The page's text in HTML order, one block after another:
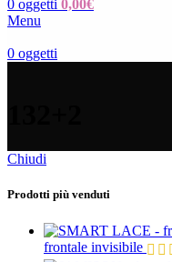
0 oggetti 0,00€
Menu
0 oggetti
Chiudi
Prodotti più venduti
frontale invisibile